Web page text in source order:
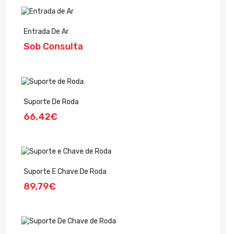
Entrada De Ar
Sob Consulta
Suporte De Roda
66,42€
Suporte E Chave De Roda
89,79€